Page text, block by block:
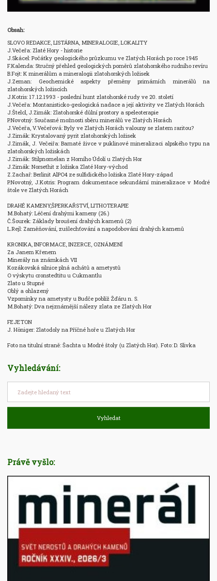
Obsah:
SLOVO REDAKCE, LISTÁRNA, MINERALOGIE, LOKALITY
J.Večeřa: Zlaté Hory - historie
J.Skácel: Počátky geologického průzkumu ve Zlatých Horách po roce 1945
F.Kalenda: Stručný přehled geologických poměrů zlatohorského rudního revíru
B.Fojt: K minerálům a mineralogii zlatohorských ložisek
J.Zeman: Geochemické aspekty přeměny primárních minerálů na
zlatohorských ložiscích
J.Kotris: 17.12.1993 - poslední hunt zlatohorské rudy ve 20. století
J.Večeřa: Montanisticko-geologická nadace a její aktivity ve Zlatých Horách
J.Štelcl, J.Zimák: Zlatohorské důlní prostory a speleoterapie
P.Novotný: Současné možnosti sběru minerálů ve Zlatých Horách
J.Večeřa, V.Večeřová: Byly ve Zlatých Horách valouny se zlatem raritou?
J.Zimák: Krystalovaný pyrit zlatohorských ložisek
J.Zimák, J. Večeiřa: Barnaté živce v puklinové mineralizaci alpského typu na
zlatohorských ložiskách
J.Zimák: Stilpnomelan z Horního Údolí u Zlatých Hor
J.Zimák: Norsethit z ložiska Zlaté Hory-východ
Z.Zachař: Berlinit AlPO4 ze sulfidického ložiska Zlaté Hory-západ
P.Novotný, J.Kotris: Program dokumentace sekundární mineralizace v Modré
štole ve Zlatých Horách
DRAHÉ KAMENY,ŠPERKAŘSTVÍ, LITHOTERAPIE
M.Bohatý: Léčení drahými kameny (26.)
Č.Šourek: Základy broušení drahých kamenů (2)
L.Rejl: Zaměňování, zušlechťování a napodobování drahých kamenů
KRONIKA, INFORMACE, INZERCE, OZNÁMENÍ
Za Janem Křenem
Minerály na známkách VII
Kozákovská silnice plná achátů a ametystů
O výskytu cronstedtitu u Cukmantlu
Zlato u Stupné
Oblý a ohlazený
Vzpomínky na ametysty u Budče poblíž Žďáru n. S.
M.Bohatý: Dva nejznámější nálezy zlata ze Zlatých Hor
FEJETON
J. Höniger: Zlatodoly na Příčné hoře u Zlatých Hor
Foto na titulní straně: Šachta u Modré štoly (u Zlatých Hor). Foto: D. Slivka
Vyhledávání:
Vyhledat
Právě vyšlo: